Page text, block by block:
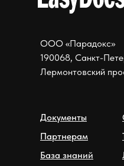
Документы
Партнерам
База знаний
ООО «Парадокс»
190068, Санкт-
Лермонтовский